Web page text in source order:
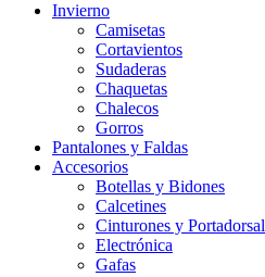
Invierno
Camisetas
Cortavientos
Sudaderas
Chaquetas
Chalecos
Gorros
Pantalones y Faldas
Accesorios
Botellas y Bidones
Calcetines
Cinturones y
Electrónica
Gafas